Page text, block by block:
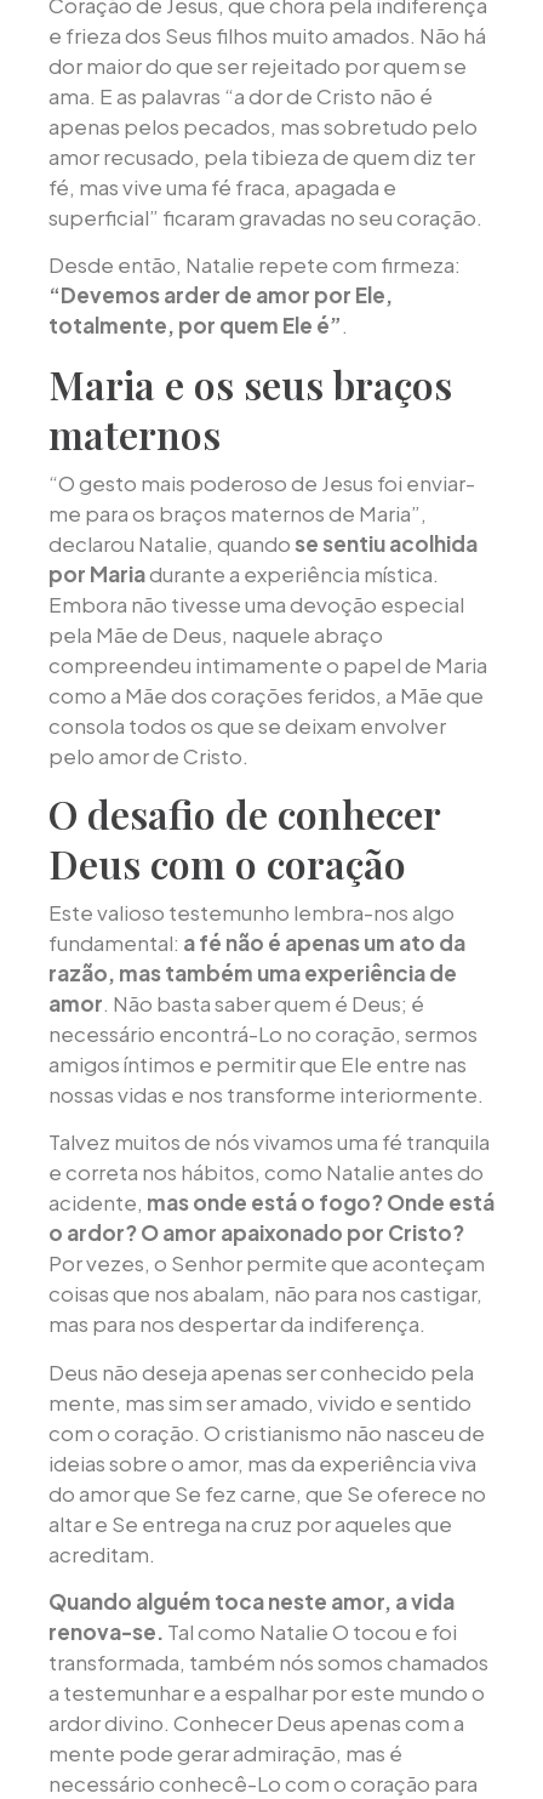
e frieza dos Seus filhos muito amados. Não há
dor maior do que ser rejeitado por quem se
ama. E as palavras “a dor de Cristo não é
apenas pelos pecados, mas sobretudo pelo
amor recusado, pela tibieza de quem diz ter
fé, mas vive uma fé fraca, apagada e
superficial” ficaram gravadas no seu coração.
Desde então, Natalie repete com firmeza:
“Devemos arder de amor por Ele,
totalmente, por quem Ele é”.
Maria e os seus braços
maternos
“O gesto mais poderoso de Jesus foi enviar-
me para os braços maternos de Maria”,
declarou Natalie, quandose sentiu acolhida
por Mariadurante a experiência mística.
Embora não tivesse uma devoção especial
pela Mãe de Deus, naquele abraço
compreendeu intimamente o papel de Maria
como a Mãe dos corações feridos, a Mãe que
consola todos os que se deixam envolver
pelo amor de Cristo.
O desafio de conhecer
Deus com o coração
Este valioso testemunho lembra-nos algo
fundamental: a fé não é apenas um ato da
razão, mas também uma experiência de
amor. Não basta saber quem é Deus; é
necessário encontrá-Lo no coração, sermos
amigos íntimos e permitir que Ele entre nas
nossas vidas e nos transforme interiormente.
Talvez muitos de nós vivamos uma fé tranquila
e correta nos hábitos, como Natalie antes do
acidente, mas onde está o fogo? Onde está
o ardor? O amor apaixonado por Cristo?
Por vezes, o Senhor permite que aconteçam
coisas que nos abalam, não para nos castigar,
mas para nos despertar da indiferença.
Deus não deseja apenas ser conhecido pela
mente, mas sim ser amado, vivido e sentido
com o coração. O cristianismo não nasceu de
ideias sobre o amor, mas da experiência viva
do amor que Se fez carne, que Se oferece no
altar e Se entrega na cruz por aqueles que
acreditam.
Quando alguém toca neste amor, a vida
renova-se. Tal como Natalie O tocou e foi
transformada, também nós somos chamados
a testemunhar e a espalhar por este mundo o
ardor divino. Conhecer Deus apenas com a
mente pode gerar admiração, mas é
necessário conhecê-Lo com o coração para